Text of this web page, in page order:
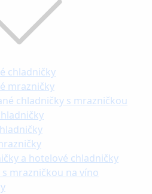
chladničky
mrazničky
chladničky s mrazničkou
a hotelové chladničky
s mrazničkou na víno